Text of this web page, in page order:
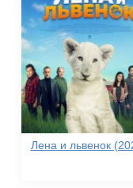
Лена и львенок